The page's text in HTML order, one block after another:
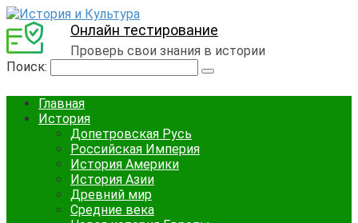
Онлайн тестирование
Проверь свои знания в истории
Поиск:
Главная
История
Допетровская Русь
Российская Империя
История Америки
История Азии
Древний мир
Средние века